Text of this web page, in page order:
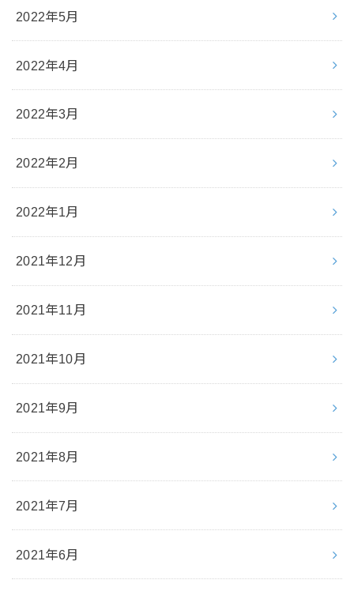
2022年5月
2022年4月
2022年3月
2022年2月
2022年1月
2021年12月
2021年11月
2021年10月
2021年9月
2021年8月
2021年7月
2021年6月